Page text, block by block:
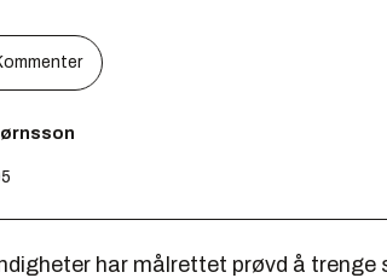
har målrettet prøvd å trenge